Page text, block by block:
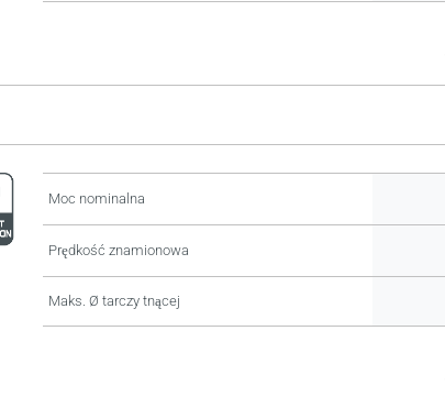
Moc nominalna
Prędkość znamionowa
Maks. Ø tarczy tnącej